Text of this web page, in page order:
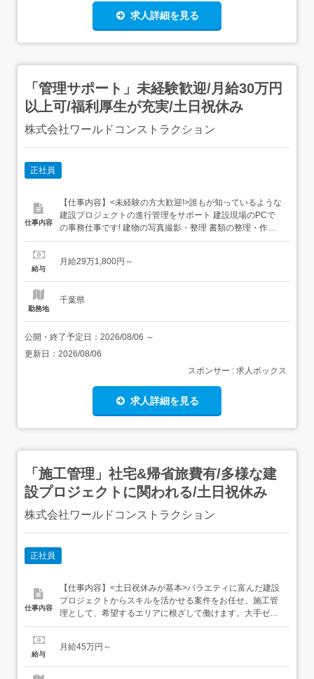
求人詳細を見る
「管理サポート」未経験歓迎/月給30万円
以上可/福利厚生が充実/土日祝休み
株式会社ワールドコンストラクション
正社員
仕事内容
【仕事内容】<未経験の方大歓迎!>誰もが知っているような
建設プロジェクトの進行管理をサポート 建設現場のPCで
の事務仕事です! 建物の写真撮影・整理 書類の整理・作
成・ファイリング 申請書の作成 スケジュールの管理 スタ
ち合わせなど幅広い業務に携わることができます。デスク
給与
月給29万1,800円～
勤務地
千葉県
公開・終了予定日： 2026/08/06 ～
更新日： 2026/08/06
スポンサー : 求人ボックス
求人詳細を見る
「施工管理」社宅&帰省旅費有/多様な建
設プロジェクトに関われる/土日祝休み
株式会社ワールドコンストラクション
正社員
仕事内容
【仕事内容】<土日祝休みが基本>バラエティに富んだ建設
プロジェクトからスキルを活かせる案件をお任せ。施工管
理として、希望するエリアに根ざして働けます。大手ゼネ
コンが手がける案件を中心に、様々な現場で施工管理とし
オフィスビル、高層マンション、商業施設、工場、医療施
給与
月給45万円～